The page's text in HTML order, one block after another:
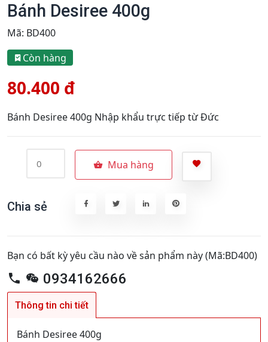
Bánh Desiree 400g
Mã: BD400
Còn hàng
80.400 đ
Bánh Desiree 400g Nhập khẩu trực tiếp từ Đức
Mua hàng
Chia sẻ
Bạn có bất kỳ yêu cầu nào về sản phẩm này (Mã:BD400)
0934162666
Thông tin chi tiết
Bánh Desiree 400g